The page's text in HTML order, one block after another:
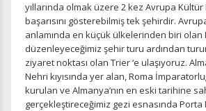
yıllarında olmak üzere 2 kez Avrupa
başarısını gösterebilmiş tek şehirdir.
anlamında en küçük ülkelerinden biri olan
düzenleyeceğimiz şehir turu ardından
ziyaret noktası olan Trier ‘e ulaşıyoruz.
Nehri kıyısında yer alan, Roma
kurulan ve Almanya’nın en eski tarihine
gerçekleştireceğimiz gezi esnasında Porta